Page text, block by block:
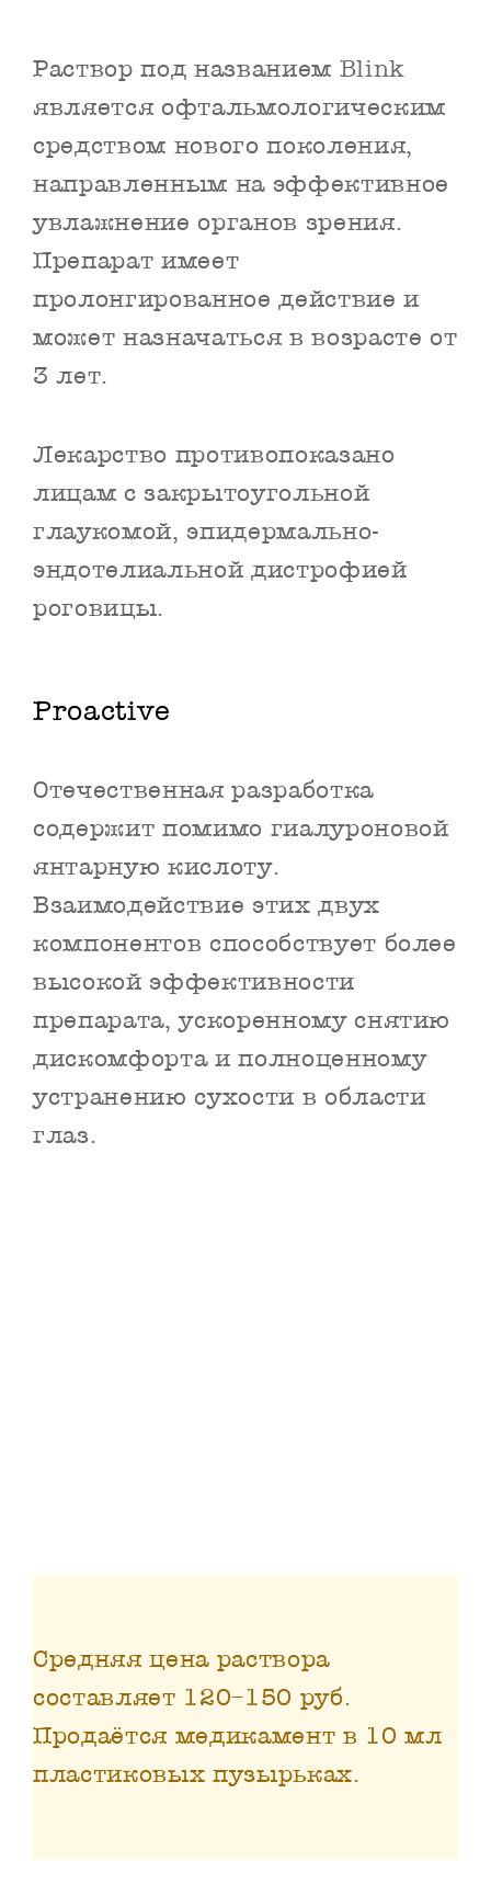
Раствор под названием Blink
является офтальмологическим
средством нового поколения,
направленным на эффективное
увлажнение органов зрения.
Препарат имеет
пролонгированное действие и
может назначаться в возрасте от
3 лет.
Лекарство противопоказано
лицам с закрытоугольной
глаукомой, эпидермально-
эндотелиальной дистрофией
роговицы.
Proactive
Отечественная разработка
содержит помимо гиалуроновой
янтарную кислоту.
Взаимодействие этих двух
компонентов способствует более
высокой эффективности
препарата, ускоренному снятию
дискомфорта и полноценному
устранению сухости в области
глаз.
Средняя цена раствора
составляет 120–150 руб.
Продаётся медикамент в 10 мл
пластиковых пузырьках.